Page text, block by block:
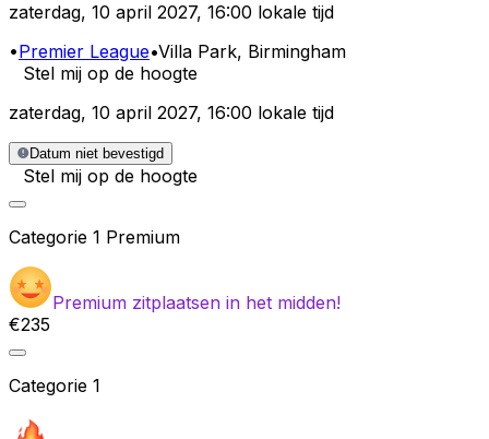
zaterdag, 10 april 2027, 16:00 lokale tijd
•Premier League•Villa Park, Birmingham
Stel mij op de hoogte
zaterdag, 10 april 2027, 16:00 lokale tijd
Datum niet bevestigd
Stel mij op de hoogte
Categorie 1 Premium
Premium zitplaatsen in het midden!
€235
Categorie 1